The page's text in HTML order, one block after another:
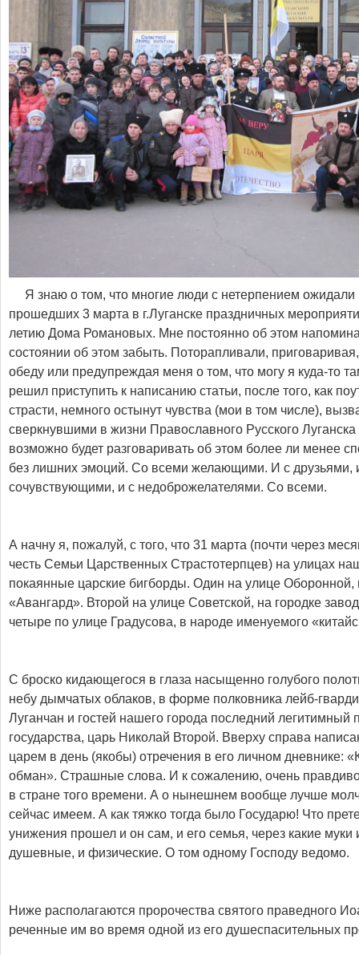
Я знаю о том, что многие люди с нетерпением ожидали
прошедших 3 марта в г.Луганске праздничных
летию Дома Романовых. Мне постоянно об этом
состоянии об этом забыть. Поторапливали,
обеду или предупреждая меня о том, что могу я куда-то
решил приступить к написанию статьи, после того, как
страсти, немного остынут чувства (мои в том числе),
сверкнувшими в жизни Православного Русского Луганска
возможно будет разговаривать об этом более ли менее
без лишних эмоций. Со всеми желающими. И с друзьями,
сочувствующими, и с недоброжелателями. Со всеми.
А начну я, пожалуй, с того, что 31 марта (почти через
честь Семьи Царственных Страстотерпцев) на улицах
покаянные царские бигборды. Один на улице Оборонной,
«Авангард». Второй на улице Советской, на городке
четыре по улице Градусова, в народе именуемого
C броско кидающегося в глаза насыщенно голубого
небу дымчатых облаков, в форме полковника лейб-
Луганчан и гостей нашего города последний легитимный
государства, царь Николай Второй. Вверху справа
царем в день (якобы) отречения в его личном дневнике:
обман». Страшные слова. И к сожалению, очень
в стране того времени. А о нынешнем вообще лучше
сейчас имеем. А как тяжко тогда было Государю! Что
унижения прошел и он сам, и его семья, через какие муки
душевные, и физические. О том одному Господу ведомо.
Ниже располагаются пророчества святого праведного
реченные им во время одной из его душеспасительных